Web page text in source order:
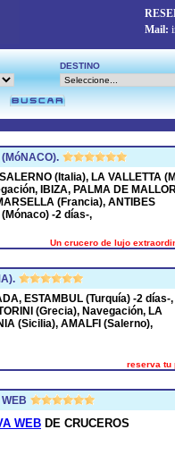
Mail:
DESTINO
(Italia), LA VALLETTA
IBIZA, PALMA DE
(Francia), ANTIBES
-2 días-,
Un crucero de lujo
ESTAMBUL (Turquía) -2 días-,
(Grecia), Navegación, LA
(Sicilia), AMALFI (Salerno),
reserva tu
WEB DE CRUCEROS